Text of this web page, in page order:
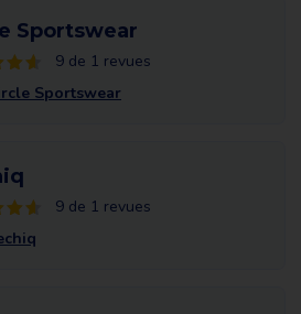
Sportswear
9 de 1 revues
Sportswear
9 de 1 revues